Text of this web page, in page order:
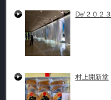
De’２０２３
村上開新堂